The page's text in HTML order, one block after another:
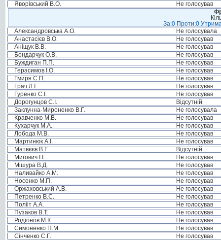
Яворівський В.О.
Не голосував
За:0 Проти:0
Александровська А.О.
Не голосувала
Анастасієв В.О.
Не голосував
Аніщук В.В.
Не голосував
Бондарчук О.В.
Не голосував
Буждиган П.П.
Не голосував
Герасимов І.О.
Не голосував
Гмиря С.П.
Не голосував
Грач Л.І.
Не голосував
Гуренко С.І.
Не голосував
Дорогунцов С.І.
Відсутній
Заклунна-Мироненко В.Г.
Не голосувала
Кравченко М.В.
Не голосував
Кухарчук М.А.
Не голосував
Лобода М.В.
Не голосував
Мартинюк А.І.
Не голосував
Матвєєв В.Г.
Відсутній
Мигович І.І.
Не голосував
Мішура В.Д.
Не голосував
Наливайко А.М.
Не голосував
Носенко М.П.
Не голосував
Оржаховський А.В.
Не голосував
Петренко В.С.
Не голосував
Полііт А.А.
Не голосував
Пузаков В.Т.
Не голосував
Родіонов М.К.
Не голосував
Симоненко П.М.
Не голосував
Сінченко С.Г.
Не голосував